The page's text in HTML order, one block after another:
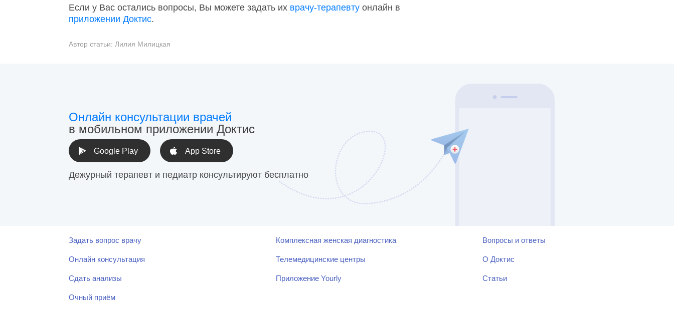
Если у Вас остались вопросы, Вы можете задать их врачу-терапевту онлайн в
приложении Доктис.
Автор статьи: Лилия Милицкая
Онлайн консультации врачей
в мобильном приложении Доктис
Google Play App Store
Дежурный терапевт и педиатр консультируют бесплатно
Задать вопрос врачу
Онлайн консультация
Сдать анализы
Очный приём
Комплексная женская диагностика
Телемедицинские центры
Приложение Yourly
Вопросы и ответы
О Доктис
Статьи